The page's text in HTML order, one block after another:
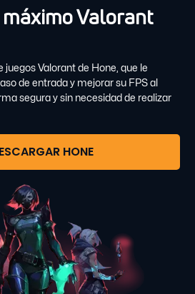
Valorant
Valorant de Hone, que le
de entrada y mejorar su FPS al
segura y sin necesidad de realizar
HONE